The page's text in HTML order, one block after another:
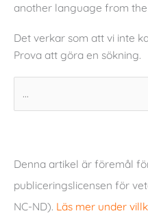
another language from
Det verkar som att vi inte
Prova att göra en sökning.
efter:
Denna artikel är föremål
publiceringslicensen för
NC-ND). Läs mer under